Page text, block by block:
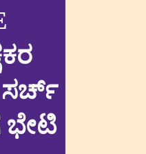
ಸರ್ಚ್
ಭೇಟಿ